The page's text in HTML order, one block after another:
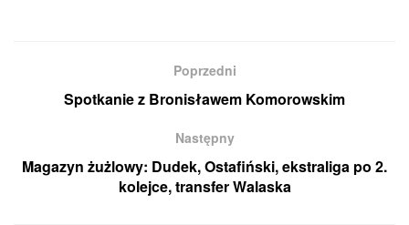
Poprzedni
Spotkanie z Bronisławem Komorowskim
Następny
Magazyn żużlowy: Dudek, Ostafiński, ekstraliga po 2.
kolejce, transfer Walaska